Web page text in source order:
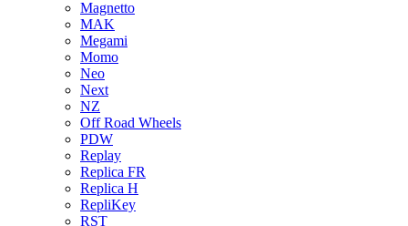
Magnetto
MAK
Megami
Momo
Neo
Next
NZ
Off Road Wheels
PDW
Replay
Replica FR
Replica H
RepliKey
RST